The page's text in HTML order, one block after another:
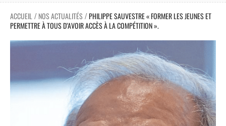
ACCUEIL / NOS ACTUALITÉS /PHILIPPE SAUVESTRE « FORMER LES JEUNES ET
PERMETTRE À TOUS D’AVOIR ACCÈS À LA COMPÉTITION ».